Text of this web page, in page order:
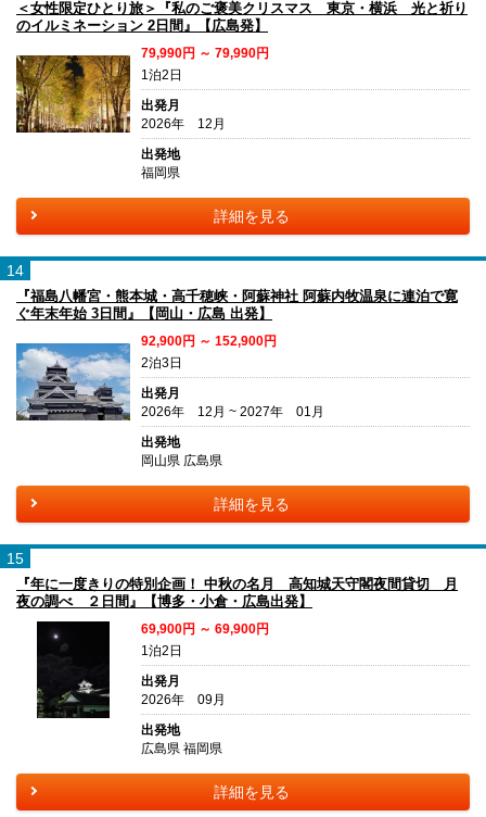
＜女性限定ひとり旅＞『私のご褒美クリスマス 東京・横浜 光と祈り
のイルミネーション 2日間』【広島発】
79,990円 ～ 79,990円
1泊2日
出発月
2026年 12月
出発地
福岡県
詳細を見る
14
『福島八幡宮・熊本城・高千穂峡・阿蘇神社 阿蘇内牧温泉に連泊で寛
ぐ年末年始 3日間』【岡山・広島 出発】
92,900円 ～ 152,900円
2泊3日
出発月
2026年 12月 ~ 2027年 01月
出発地
岡山県 広島県
詳細を見る
15
『年に一度きりの特別企画！ 中秋の名月 高知城天守閣夜間貸切 月
夜の調べ ２日間』【博多・小倉・広島出発】
69,900円 ～ 69,900円
1泊2日
出発月
2026年 09月
出発地
広島県 福岡県
詳細を見る